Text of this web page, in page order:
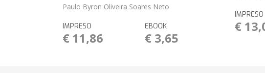
Paulo Byron Oliveira Soares Neto
IMPRESO
€ 11,86
EBOOK
€ 3,65
IMPRESO
€